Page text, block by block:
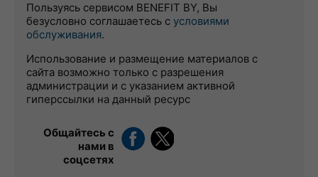
Пользуясь сервисом BENEFIT BY, Вы
безусловно соглашаетесь с условиями
обслуживания.
Использование и размещение материалов с
сайта возможно только с разрешения
администрации и с указанием активной
гиперссылки на данный ресурс
Общайтесь с
нами в
соцсетях